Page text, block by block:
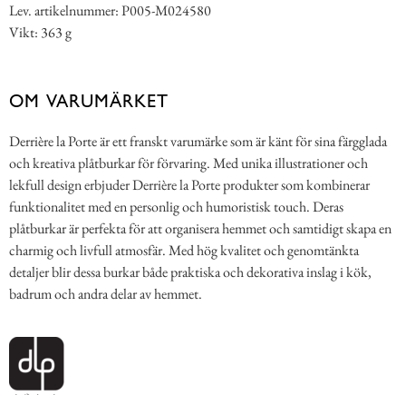
Lev. artikelnummer: P005-M024580
Vikt: 363 g
OM VARUMÄRKET
Derrière la Porte är ett franskt varumärke som är känt för sina färgglada
och kreativa plåtburkar för förvaring. Med unika illustrationer och
lekfull design erbjuder Derrière la Porte produkter som kombinerar
funktionalitet med en personlig och humoristisk touch. Deras
plåtburkar är perfekta för att organisera hemmet och samtidigt skapa en
charmig och livfull atmosfär. Med hög kvalitet och genomtänkta
detaljer blir dessa burkar både praktiska och dekorativa inslag i kök,
badrum och andra delar av hemmet.